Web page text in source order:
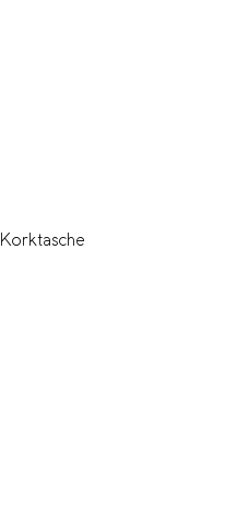
Korktasche